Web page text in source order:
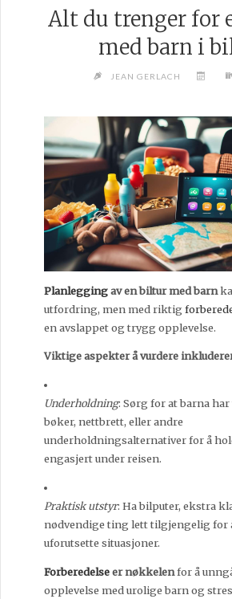
Alt du trenger for
med barn i
JEAN GERLACH
Planleggingav en biltur med barn
utfordring, men med riktig
en avslappet og trygg opplevelse.
Viktige aspekter å vurdere
Underholdning: Sørg for at barna
bøker, nettbrett, eller andre
underholdningsalternativer for å
engasjert under reisen.
Praktisk utstyr: Ha bilputer, ekstra
nødvendige ting lett tilgjengelig for
uforutsette situasjoner.
Forberedelseer nøkkelenfor å
opplevelse med urolige barn og